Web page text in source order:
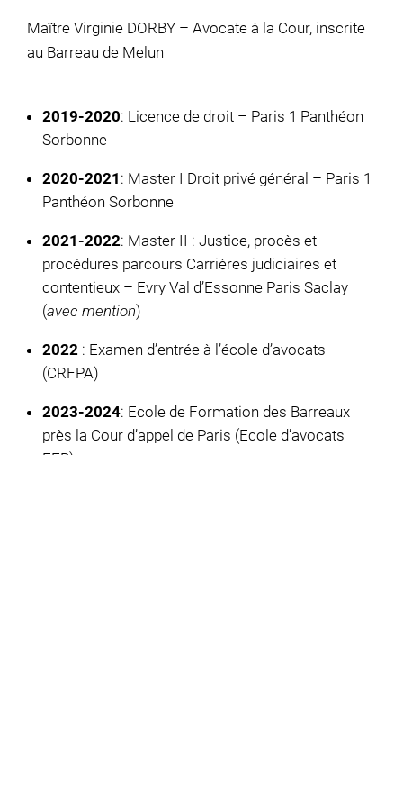
Maître Virginie DORBY – Avocate à la Cour, inscrite
au Barreau de Melun
2019-2020: Licence de droit – Paris 1 Panthéon
Sorbonne
2020-2021 : Master I Droit privé général – Paris 1
Panthéon Sorbonne
2021-2022: Master II : Justice, procès et
procédures parcours Carrières judiciaires et
contentieux – Evry Val d’Essonne Paris Saclay
(avec mention)
2022 : Examen d’entrée à l’école d’avocats
(CRFPA)
2023-2024: Ecole de Formation des Barreaux
près la Cour d’appel de Paris (Ecole d’avocats
EFB)